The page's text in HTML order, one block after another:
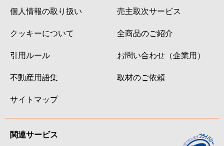
個人情報の取り扱い
クッキーについて
引用ルール
不動産用語集
サイトマップ
売主取次サービス
全商品のご紹介
お問い合わせ（企業用）
取材のご依頼
関連サービス